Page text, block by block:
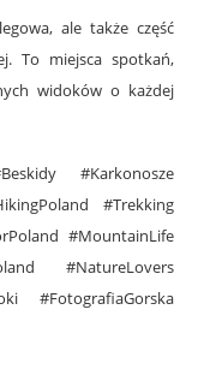
ale także część
To miejsca spotkań,
widoków o każdej
#Karkonosze
#Trekking
#MountainLife
#NatureLovers
#FotografiaGorska